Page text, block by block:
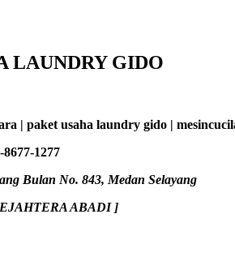
LAUNDRY GIDO
| paket usaha laundry gido |
8677-1277
Bulan No. 843, Medan Selayang
ABADI ]